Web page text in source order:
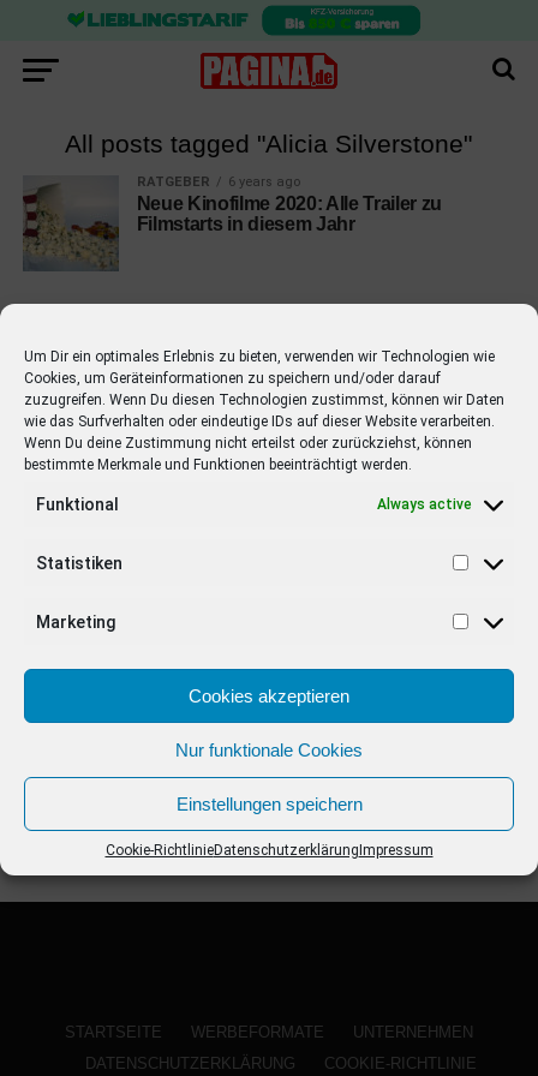
Um Dir ein optimales Erlebnis zu bieten, verwenden wir Technologien wie
Cookies, um Geräteinformationen zu speichern und/oder darauf
zuzugreifen. Wenn Du diesen Technologien zustimmst, können wir Daten
wie das Surfverhalten oder eindeutige IDs auf dieser Website verarbeiten.
Wenn Du deine Zustimmung nicht erteilst oder zurückziehst, können
bestimmte Merkmale und Funktionen beeinträchtigt werden.
Funktional Always active
Statistiken
Marketing
Cookies akzeptieren
Nur funktionale Cookies
Einstellungen speichern
Cookie-RichtlinieDatenschutzerklärung Impressum
All posts tagged "Alicia Silverstone"
RATGEBER 6 years ago
Neue Kinofilme 2020: Alle Trailer zu
Filmstarts in diesem Jahr
EMPFOHLEN
STARS 4 years ago
Barbara Schöneberger Moderatorin
von “Verstehen Sie Spaß?”
STARTSEITE WERBEFORMATE
UNTERNEHMEN
DATENSCHUTZERKLÄRUNG
COOKIE-RICHTLINIE